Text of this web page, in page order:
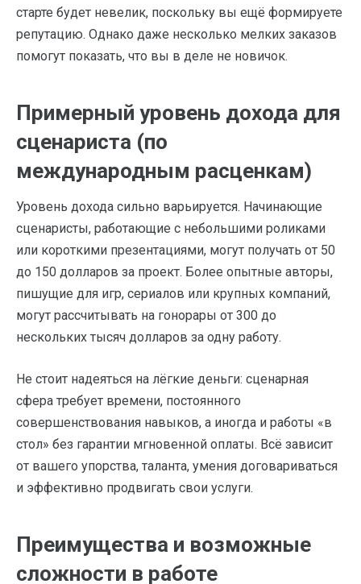
старте будет невелик, поскольку вы ещё формируете
репутацию. Однако даже несколько мелких заказов
помогут показать, что вы в деле не новичок.
Примерный уровень дохода для
сценариста (по
международным расценкам)
Уровень дохода сильно варьируется. Начинающие
сценаристы, работающие с небольшими роликами
или короткими презентациями, могут получать от 50
до 150 долларов за проект. Более опытные авторы,
пишущие для игр, сериалов или крупных компаний,
могут рассчитывать на гонорары от 300 до
нескольких тысяч долларов за одну работу.
Не стоит надеяться на лёгкие деньги: сценарная
сфера требует времени, постоянного
совершенствования навыков, а иногда и работы «в
стол» без гарантии мгновенной оплаты. Всё зависит
от вашего упорства, таланта, умения договариваться
и эффективно продвигать свои услуги.
Преимущества и возможные
сложности в работе